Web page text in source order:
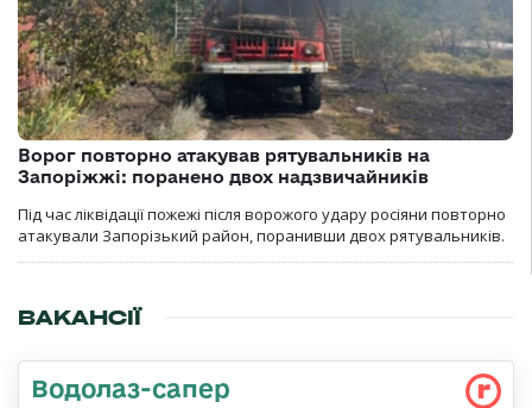
Ворог повторно атакував рятувальників на
Запоріжжі: поранено двох надзвичайників
Під час ліквідації пожежі після ворожого удару росіяни повторно
атакували Запорізький район, поранивши двох рятувальників.
ВАКАНСІЇ
Водолаз-сапер